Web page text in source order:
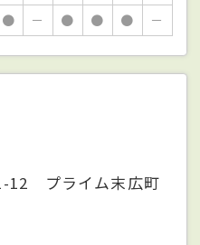
● － ● ● ● －
12 プライム末広町